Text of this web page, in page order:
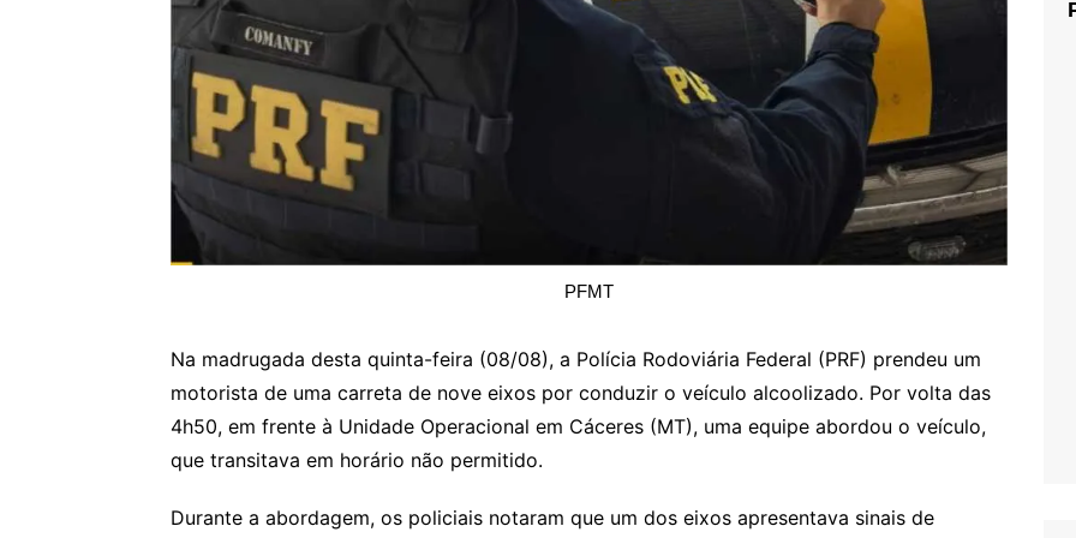
PFMT
Na madrugada desta quinta-feira (08/08), a Polícia Rodoviária Federal (PRF) prendeu um
motorista de uma carreta de nove eixos por conduzir o veículo alcoolizado. Por volta das
4h50, em frente à Unidade Operacional em Cáceres (MT), uma equipe abordou o veículo,
que transitava em horário não permitido.
Durante a abordagem, os policiais notaram que um dos eixos apresentava sinais de